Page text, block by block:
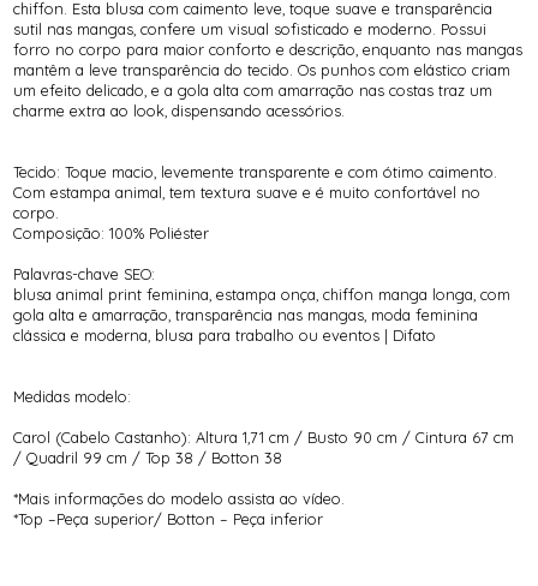
chiffon. Esta blusa com caimento leve, toque suave e transparência
sutil nas mangas, confere um visual sofisticado e moderno. Possui
forro no corpo para maior conforto e descrição, enquanto nas mangas
mantêm a leve transparência do tecido. Os punhos com elástico criam
um efeito delicado, e a gola alta com amarração nas costas traz um
charme extra ao look, dispensando acessórios.
Tecido: Toque macio, levemente transparente e com ótimo caimento.
Com estampa animal, tem textura suave e é muito confortável no
corpo.
Composição: 100% Poliéster
Palavras-chave SEO:
blusa animal print feminina, estampa onça, chiffon manga longa, com
gola alta e amarração, transparência nas mangas, moda feminina
clássica e moderna, blusa para trabalho ou eventos | Difato
Medidas modelo:
Carol (Cabelo Castanho): Altura 1,71 cm / Busto 90 cm / Cintura 67 cm
/ Quadril 99 cm / Top 38 / Botton 38
*Mais informações do modelo assista ao vídeo.
*Top –Peça superior/ Botton – Peça inferior